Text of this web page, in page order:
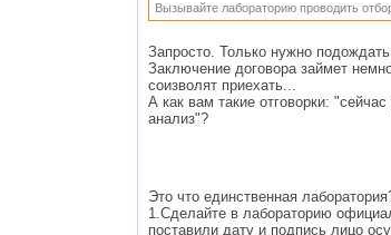
Вызывайте лабораторию проводить
Запросто. Только нужно
Заключение договора займет
соизволят приехать...
А как вам такие отговорки:
анализ"?
Это что единственная
1.Сделайте в лабораторию
поставили дату и подпись лицо